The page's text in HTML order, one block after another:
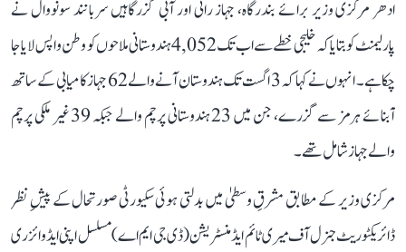
ادھر مرکزی وزیر برائے بندرگاہ، جہاز رانی اور آبی گزرگاہیں سربانند سونووال نے
پارلیمنٹ کو بتایا کہ خلیجی خطے سے اب تک 4,052 ہندوستانی ملاحوں کو وطن واپس لایا جا
چکا ہے۔ انہوں نے کہا کہ 3 اگست تک ہندوستان آنے والے 62 جہاز کامیابی کے ساتھ
آبنائے ہرمز سے گزرے، جن میں 23 ہندوستانی پرچم والے جبکہ 39 غیر ملکی پرچم
والے جہاز شامل تھے۔
مرکزی وزیر کے مطابق مشرقِ وسطیٰ میں بدلتی ہوئی سکیورٹی صورتحال کے پیشِ نظر
ڈائریکٹوریٹ جنرل آف میری ٹائم ایڈمنسٹریشن (ڈی جی ایم اے) مسلسل اپنی ایڈوائزری